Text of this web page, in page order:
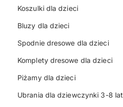
Koszulki dla dzieci
Bluzy dla dzieci
Spodnie dresowe dla dzieci
Komplety dresowe dla dzieci
Piżamy dla dzieci
Ubrania dla dziewczynki 3-8 lat